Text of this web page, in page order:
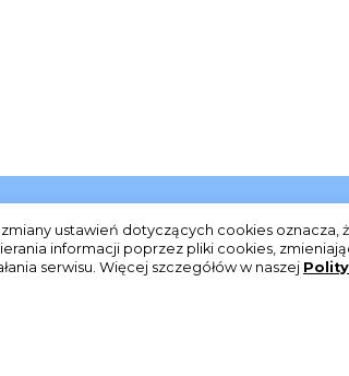
ustawień dotyczących cookies oznacza,
informacji poprzez pliki cookies,
serwisu. Więcej szczegółów w naszej